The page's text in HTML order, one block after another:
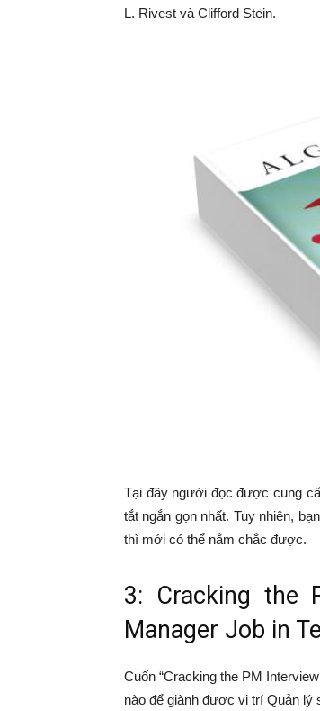
L. Rivest và Clifford Stein.
Tại đây người đọc được cung
tắt ngắn gọn nhất. Tuy nhiên,
thì mới có thể nắm chắc được.
3: Cracking the
Manager Job in
Cuốn “Cracking the PM
nào để giành được vị trí Quản lý